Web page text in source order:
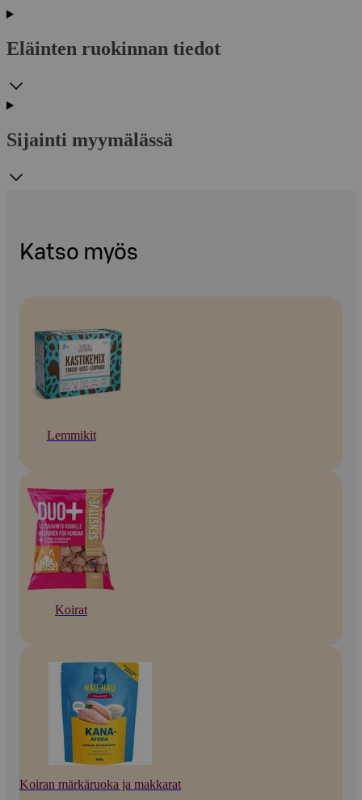
Eläinten ruokinnan tiedot
Sijainti myymälässä
Katso myös
Lemmikit
Koirat
Koiran märkäruoka ja makkarat